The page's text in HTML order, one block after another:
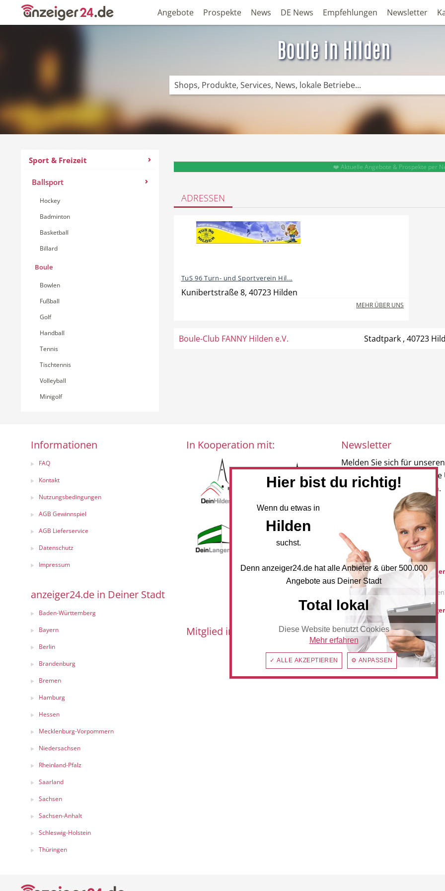
Angebote Prospekte News DE News Empfehlungen Newsletter
Boule in Hilden
Sport & Freizeit
Ballsport
Hockey
Badminton
Basketball
Billard
Boule
Bowlen
Fußball
Golf
Handball
Tennis
Tischtennis
Volleyball
Minigolf
❤️ Aktuelle Angebote & Prospekte per
ADRESSEN
TuS 96 Turn- und Sportverein Hil...
Kunibertstraße 8, 40723 Hilden
MEHR ÜBER UNS
Boule-Club FANNY Hilden e.V. Stadtpark , 40723
Informationen
FAQ
Kontakt
Nutzungsbedingungen
AGB Gewinnspiel
AGB Lieferservice
Datenschutz
Impressum
anzeiger24.de in Deiner Stadt
Baden-Württemberg
Bayern
Berlin
Brandenburg
Bremen
Hamburg
Hessen
Mecklenburg-Vorpommern
Niedersachsen
Rheinland-Pfalz
Saarland
Sachsen
Sachsen-Anhalt
Schleswig-Holstein
Thüringen
In Kooperation mit:
Mitglied im:
Newsletter
Melden Sie sich für unseren
Newsletter an, um
und Angebote zu erhalten.
NEWSLETTER BESTELLEN
Mediadaten
Werbung
Sie möchten auf
Werbung
Hier bist du richtig!
Wenn du etwas in
Hilden
suchst.
Denn anzeiger24.de hat alle Anbieter & über 500.000
Angebote aus Deiner Stadt
Total lokal
Diese Website benutzt Cookies
Mehr erfahren
✓ ALLE AKZEPTIEREN ⚙ ANPASSEN